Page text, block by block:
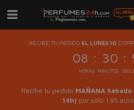
RECIBE TU PEDIDO EL LUNES 10
08 : 30 :
HORAS MINUTOS
Recibe tu pedido MAÑANA
14h) por sólo 1.95